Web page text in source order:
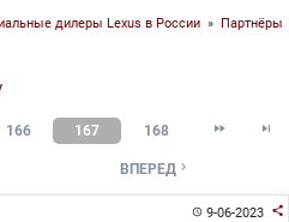
дилеры Lexus в России » Партнёры
166 167 168  
ВПЕРЕД 
9-06-2023 